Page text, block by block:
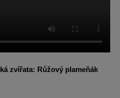
zvířata: Růžový plameňák